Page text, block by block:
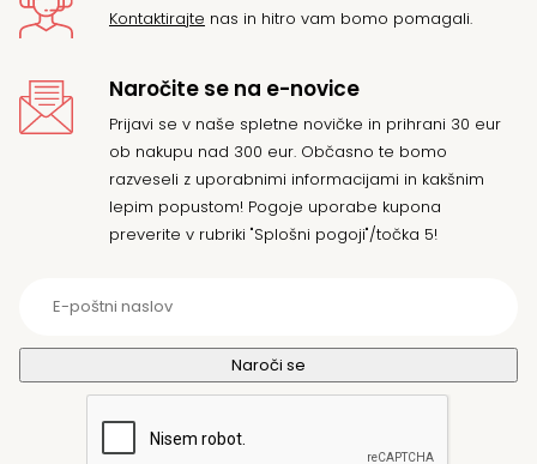
Kontaktirajte nas in hitro vam bomo pomagali.
Naročite se na e-novice
Prijavi se v naše spletne novičke in prihrani 30 eur
ob nakupu nad 300 eur. Občasno te bomo
razveseli z uporabnimi informacijami in kakšnim
lepim popustom! Pogoje uporabe kupona
preverite v rubriki "Splošni pogoji"/točka 5!